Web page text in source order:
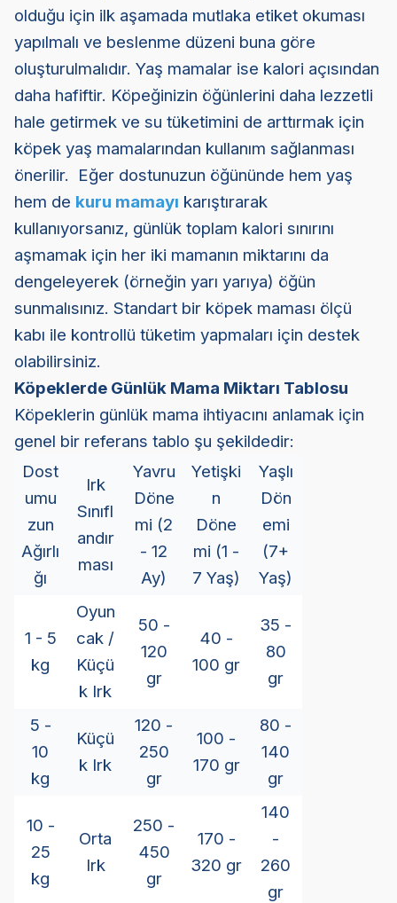
olduğu için ilk aşamada mutlaka etiket okuması
yapılmalı ve beslenme düzeni buna göre
oluşturulmalıdır. Yaş mamalar ise kalori açısından
daha hafiftir. Köpeğinizin öğünlerini daha lezzetli
hale getirmek ve su tüketimini de arttırmak için
köpek yaş mamalarından kullanım sağlanması
önerilir. Eğer dostunuzun öğününde hem yaş
hem de kuru mamayı karıştırarak
kullanıyorsanız, günlük toplam kalori sınırını
aşmamak için her iki mamanın miktarını da
dengeleyerek (örneğin yarı yarıya) öğün
sunmalısınız. Standart bir köpek maması ölçü
kabı ile kontrollü tüketim yapmaları için destek
olabilirsiniz.
Köpeklerde Günlük Mama Miktarı Tablosu
Köpeklerin günlük mama ihtiyacını anlamak için
genel bir referans tablo şu şekildedir:
Dost
umu
zun
Ağırlı
ğı
Irk
Sınıfl
andır
ması
Yavru
Döne
mi (2
- 12
Ay)
Yetişki
n
Döne
mi (1 -
7 Yaş)
Yaşlı
Dön
emi
(7+
Yaş)
1 - 5
kg
Oyun
cak /
Küçü
k Irk
50 -
120
gr
40 -
100 gr
35 -
80
gr
5 -
10
kg
Küçü
k Irk
120 -
250
gr
100 -
170 gr
80 -
140
gr
10 -
25
kg
Orta
Irk
250 -
450
gr
170 -
320 gr
140
-
260
gr